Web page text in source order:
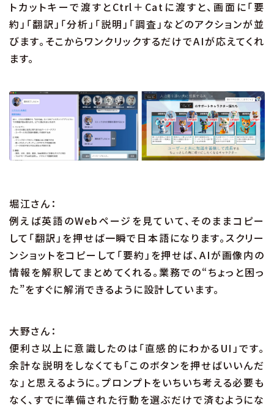
トカットキーで渡すとCtrl＋Catに渡すと、画面に「要
約」「翻訳」「分析」「説明」「調査」などのアクションが並
びます。そこからワンクリックするだけでAIが応えてくれ
ます。
堀江さん：
例えば英語のWebページを見ていて、そのままコピー
して「翻訳」を押せば一瞬で日本語になります。スクリー
ンショットをコピーして「要約」を押せば、AIが画像内の
情報を解釈してまとめてくれる。業務での“ちょっと困っ
た”をすぐに解消できるように設計しています。
大野さん：
便利さ以上に意識したのは「直感的にわかるUI」です。
余計な説明をしなくても「このボタンを押せばいいんだ
な」と思えるように。プロンプトをいちいち考える必要も
なく、すでに準備された行動を選ぶだけで済むようにな